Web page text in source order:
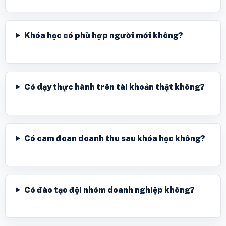
Khóa học có phù hợp người mới không?
Có dạy thực hành trên tài khoản thật không?
Có cam đoan doanh thu sau khóa học không?
Có đào tạo đội nhóm doanh nghiệp không?